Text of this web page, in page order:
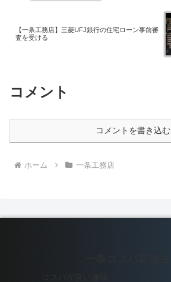
【一条工務店】三菱UFJ銀行の住宅ローン事前審
査を受ける
コメント
コメントを書き込む
ホーム 一条工務店